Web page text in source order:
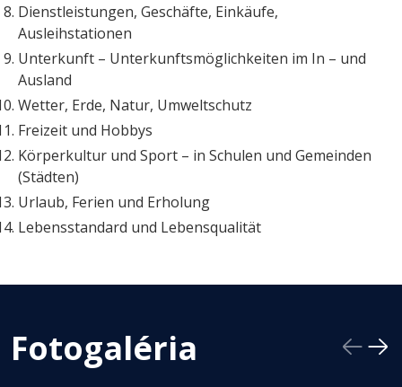
Dienstleistungen, Geschäfte, Einkäufe,
Ausleihstationen
Unterkunft – Unterkunftsmöglichkeiten im In – und
Ausland
Wetter, Erde, Natur, Umweltschutz
Freizeit und Hobbys
Körperkultur und Sport – in Schulen und Gemeinden
(Städten)
Urlaub, Ferien und Erholung
Lebensstandard und Lebensqualität
Fotogaléria